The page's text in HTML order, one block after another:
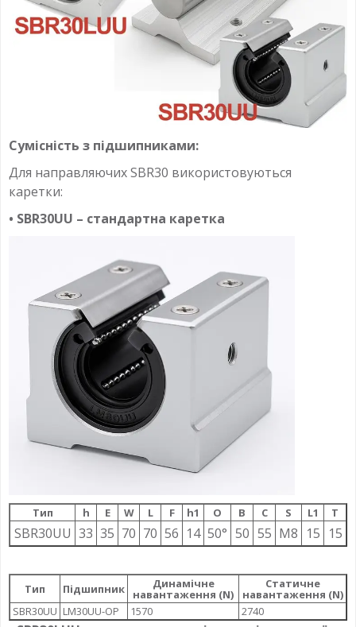
Сумісність з підшипниками:
Для направляючих SBR30 використовуються
каретки:
• SBR30UU – стандартна каретка
Тип h E W L F h1 О B C S L1 T
SBR30UU 33 35 70 70 56 14 50° 50 55 M8 15 15
Тип Підшипник Динамічне
навантаження (N)
Статичне
навантаження (N)
SBR30UU LM30UU-OP 1570 2740